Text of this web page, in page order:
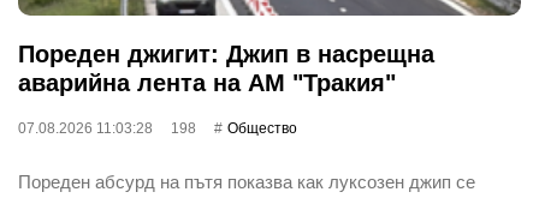
Пореден джигит: Джип в насрещна
аварийна лента на АМ "Тракия"
07.08.2026 11:03:28 198 Общество
Пореден абсурд на пътя показва как луксозен джип се